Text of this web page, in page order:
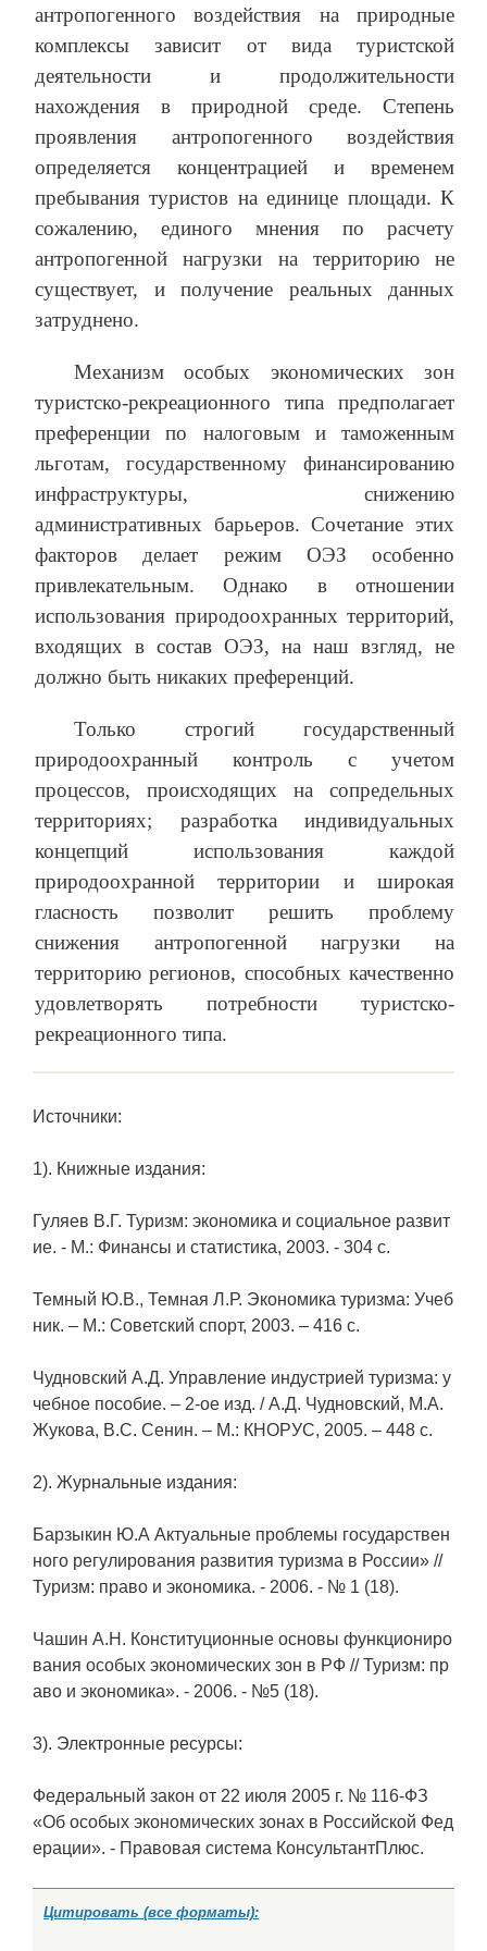
антропогенного воздействия на природные
комплексы зависит от вида туристской
деятельности и продолжительности
нахождения в природной среде. Степень
проявления антропогенного воздействия
определяется концентрацией и временем
пребывания туристов на единице площади. К
сожалению, единого мнения по расчету
антропогенной нагрузки на территорию не
существует, и получение реальных данных
затруднено.
Механизм особых экономических зон
туристско-рекреационного типа предполагает
преференции по налоговым и таможенным
льготам, государственному финансированию
инфраструктуры, снижению
административных барьеров. Сочетание этих
факторов делает режим ОЭЗ особенно
привлекательным. Однако в отношении
использования природоохранных территорий,
входящих в состав ОЭЗ, на наш взгляд, не
должно быть никаких преференций.
Только строгий государственный
природоохранный контроль с учетом
процессов, происходящих на сопредельных
территориях; разработка индивидуальных
концепций использования каждой
природоохранной территории и широкая
гласность позволит решить проблему
снижения антропогенной нагрузки на
территорию регионов, способных качественно
удовлетворять потребности туристско-
рекреационного типа.
Источники:
1). Книжные издания:
Гуляев В.Г. Туризм: экономика и социальное развит
ие. - М.: Финансы и статистика, 2003. - 304 с.
Темный Ю.В., Темная Л.Р. Экономика туризма: Учеб
ник. – М.: Советский спорт, 2003. – 416 с.
Чудновский А.Д. Управление индустрией туризма: у
чебное пособие. – 2-ое изд. / А.Д. Чудновский, М.А.
Жукова, В.С. Сенин. – М.: КНОРУС, 2005. – 448 с.
2). Журнальные издания:
Барзыкин Ю.А Актуальные проблемы государствен
ного регулирования развития туризма в России» //
Туризм: право и экономика. - 2006. - № 1 (18).
Чашин А.Н. Конституционные основы функциониро
вания особых экономических зон в РФ // Туризм: пр
аво и экономика». - 2006. - №5 (18).
3). Электронные ресурсы:
Федеральный закон от 22 июля 2005 г. № 116-ФЗ
«Об особых экономических зонах в Российской Фед
ерации». - Правовая система КонсультантПлюс.
Цитировать (все форматы):